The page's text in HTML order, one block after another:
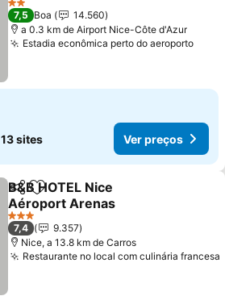
Ver preços
2 Estrelas
7,5 Boa
14.560
a 0.3 km de Airport Nice-Côte d'Azur
Estadia econômica perto do aeroportoVer
13 sites Ver preços
PartilharAdicionar aos favoritos
B&B HOTEL Nice
Aéroport Arenas
Ver preços
3 Estrelas
7,4
9.357
Nice, a 13.8 km de Carros
Restaurante no local com culinária francesa